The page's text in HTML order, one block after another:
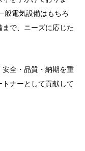
般電気設備はもちろ
で、ニーズに応じた
全・品質・納期を重
ナーとして貢献して